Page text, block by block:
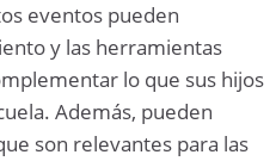
eventos pueden
y las herramientas
lo que sus hijos
Además, pueden
son relevantes para las